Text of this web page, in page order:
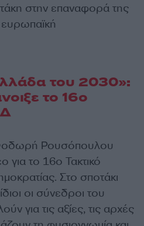
στην επαναφορά της
του 2030»:
το 16ο
Ρουσόπουλου
για το 16ο Τακτικό
Στο σποτάκι
οι σύνεδροι του
για τις αξίες, τις αρχές